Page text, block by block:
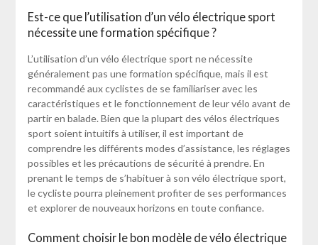
Est-ce que l’utilisation d’un vélo électrique sport
nécessite une formation spécifique ?
L’utilisation d’un vélo électrique sport ne nécessite
généralement pas une formation spécifique, mais il est
recommandé aux cyclistes de se familiariser avec les
caractéristiques et le fonctionnement de leur vélo avant de
partir en balade. Bien que la plupart des vélos électriques
sport soient intuitifs à utiliser, il est important de
comprendre les différents modes d’assistance, les réglages
possibles et les précautions de sécurité à prendre. En
prenant le temps de s’habituer à son vélo électrique sport,
le cycliste pourra pleinement profiter de ses performances
et explorer de nouveaux horizons en toute confiance.
Comment choisir le bon modèle de vélo électrique